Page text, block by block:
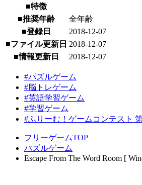
■特徴
■推奨年齢
全年齢
■登録日
2018-12-07
■ファイル更新日 2018-12-07
■情報更新日
2018-12-07
#パズルゲーム
#脳トレゲーム
#英語学習ゲーム
#学習ゲーム
#ふりーむ！ゲームコンテスト
フリーゲームTOP
パズルゲーム
Escape From The Word Room [